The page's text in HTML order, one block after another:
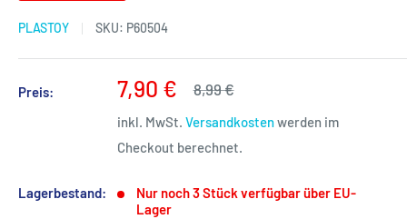
PLASTOY SKU: P60504
Preis: Sonderpreis
7,90 € Normalpreis
8,99 €
inkl. MwSt. Versandkostenwerden im
Checkout berechnet.
Lagerbestand:
Nur noch 3 Stück verfügbar über EU-
Lager